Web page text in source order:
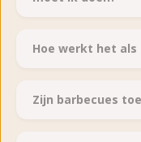
Hoe werkt het
Zijn barbecues